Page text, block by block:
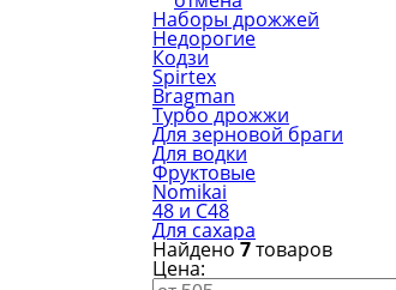
Наборы дрожжей
Недорогие
Кодзи
Spirtex
Bragman
Турбо дрожжи
Для зерновой браги
Для водки
Фруктовые
Nomikai
48 и C48
Для сахара
Найдено 7товаров
Цена: